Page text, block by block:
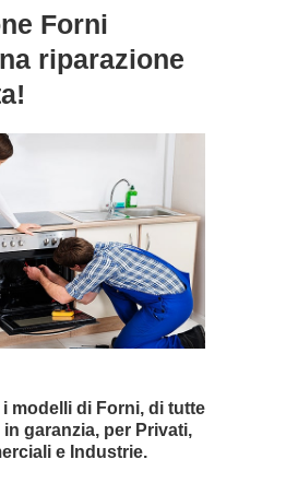
Forni
riparazione
modelli di Forni, di tutte
in garanzia, per Privati,
e Industrie.